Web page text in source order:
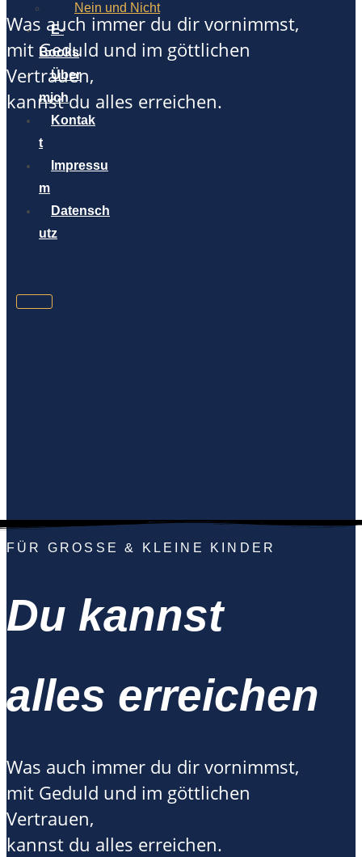
Nein und Nicht
E-
Books
Über
mich
Kontak
t
Impressu
m
Datensch
utz
Was auch immer du dir vornimmst,
mit Geduld und im göttlichen
Vertrauen,
kannst du alles erreichen.
FÜR GROSSE & KLEINE KINDER
Du kannst
alles erreichen
Was auch immer du dir vornimmst,
mit Geduld und im göttlichen
Vertrauen,
kannst du alles erreichen.